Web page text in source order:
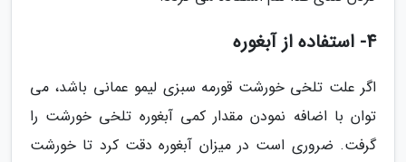
4- استفاده از آبغوره
اگر علت تلخی خورشت قورمه سبزی لیمو عمانی باشد، می
توان با اضافه نمودن مقدار کمی آبغوره تلخی خورشت را
گرفت. ضروری است در میزان آبغوره دقت کرد تا خورشت